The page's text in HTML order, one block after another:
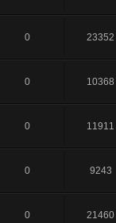
0 23352
0 10368
0 11911
0 9243
0 21460